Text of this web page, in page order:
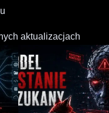
aktualizacjach